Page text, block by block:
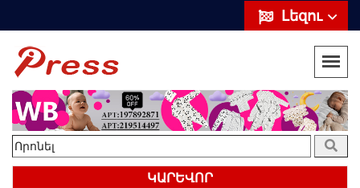
Լեզու
ԿԱՐԵՎՈՐ